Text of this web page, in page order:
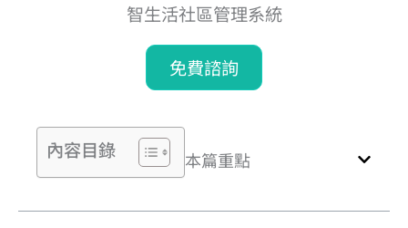
智生活社區管理系統
免費諮詢
內容目錄 本篇重點